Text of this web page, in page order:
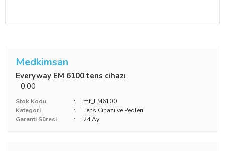
Medkimsan
Everyway EM 6100 tens cihazı
0.00
Stok Kodu
mf_EM6100
Kategori
Tens Cihazı ve Pedleri
Garanti Süresi
24 Ay